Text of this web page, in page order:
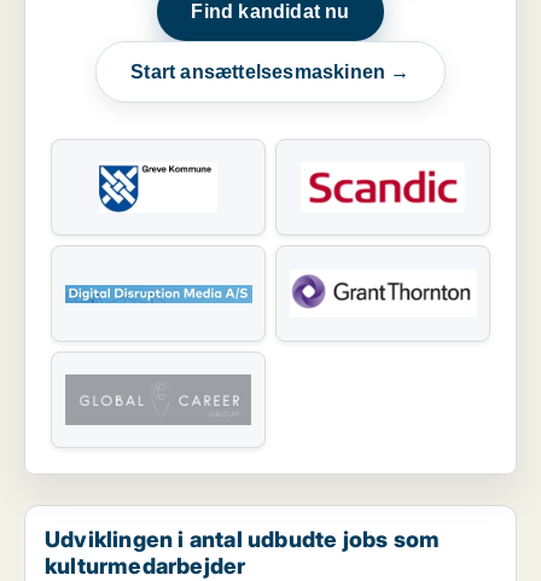
Find kandidat nu
Start ansættelsesmaskinen →
Udviklingen i antal udbudte jobs som
kulturmedarbejder